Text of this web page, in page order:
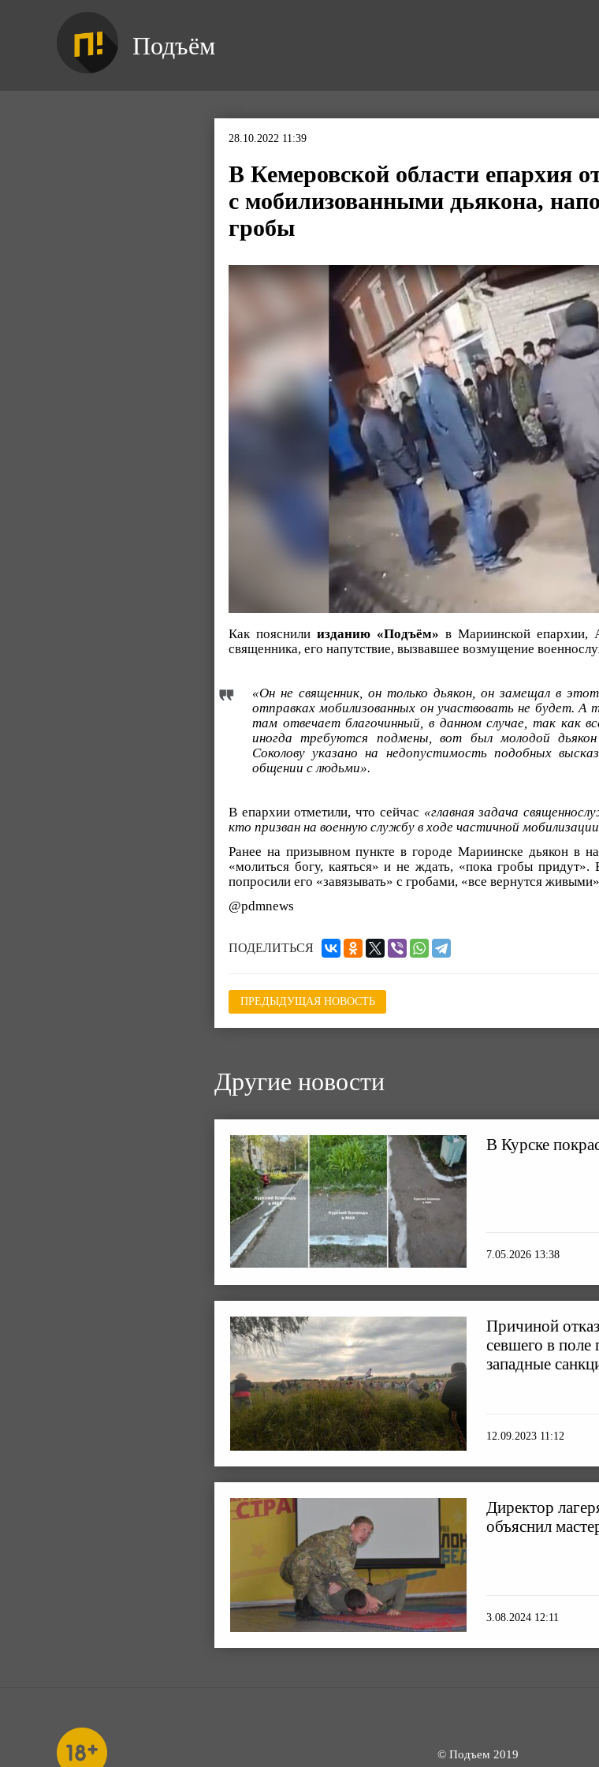
Подъём
28.10.2022 11:39
В Кемеровской области епархия
с мобилизованными дьякона,
гробы
Как пояснили изданию «Подъём» в Мариинской епархии,
священника, его напутствие, вызвавшее возмущение
«Он не священник, он только дьякон, он замещал в
отправках мобилизованных он участвовать не будет. А
там отвечает благочинный, в данном случае, так как
иногда требуются подмены, вот был молодой дьякон
Соколову указано на недопустимость подобных
общении с людьми».
В епархии отметили, что сейчас «главная задача
кто призван на военную службу в ходе частичной
Ранее на призывном пункте в городе Мариинске дьякон в
«молиться богу, каяться» и не ждать, «пока гробы
попросили его «завязывать» с гробами, «все вернутся
@pdmnews
ПОДЕЛИТЬСЯ
ПРЕДЫДУЩАЯ НОВОСТЬ
Другие новости
В Курске
7.05.2026 13:38
Причиной
севшего в поле
западные
12.09.2023 11:12
Директор
объяснил
3.08.2024 12:11
© Подъем 2019